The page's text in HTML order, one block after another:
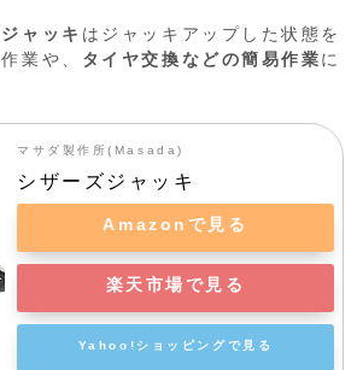
ャッキ はジャッキアップした状態を
業や、 タイヤ交換などの簡易作業に
マサダ製作所(Masada)
シザーズジャッキ
Amazonで見る
楽天市場で見る
Yahoo!ショッピングで見る